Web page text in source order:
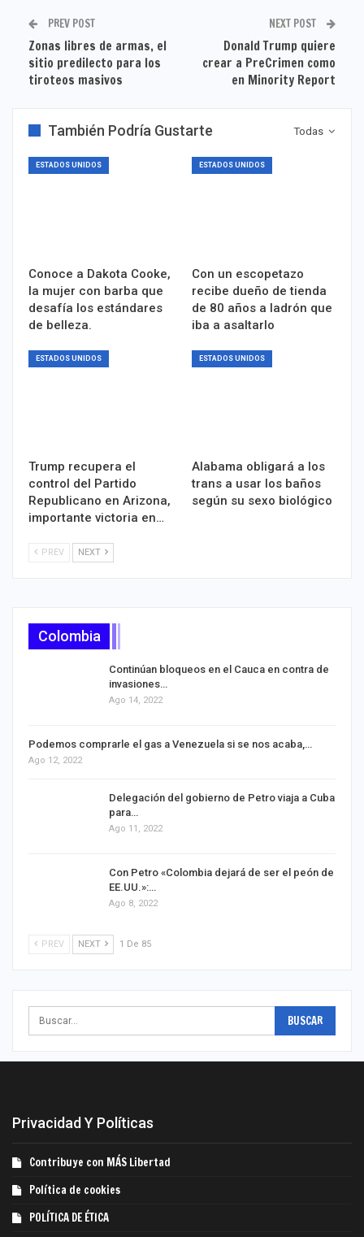
PREV POST
Zonas libres de armas, el
sitio predilecto para los
tiroteos masivos
NEXT POST
Donald Trump quiere
crear a PreCrimen como
en Minority Report
Todas
También Podría Gustarte
ESTADOS UNIDOS
Conoce a Dakota Cooke,
la mujer con barba que
desafía los estándares
de belleza.
ESTADOS UNIDOS
Con un escopetazo
recibe dueño de tienda
de 80 años a ladrón que
iba a asaltarlo
ESTADOS UNIDOS
Trump recupera el
control del Partido
Republicano en Arizona,
importante victoria en…
ESTADOS UNIDOS
Alabama obligará a los
trans a usar los baños
según su sexo biológico
PREV NEXT
Colombia
Continúan bloqueos en el Cauca en contra de
invasiones…
Ago 14, 2022
Podemos comprarle el gas a Venezuela si se nos acaba,…
Ago 12, 2022
Delegación del gobierno de Petro viaja a Cuba
para…
Ago 11, 2022
Con Petro «Colombia dejará de ser el peón de
EE.UU.»:…
Ago 8, 2022
PREV NEXT 1 De 85
Privacidad Y Políticas
Contribuye con MÁS Libertad
Política de cookies
POLÍTICA DE ÉTICA